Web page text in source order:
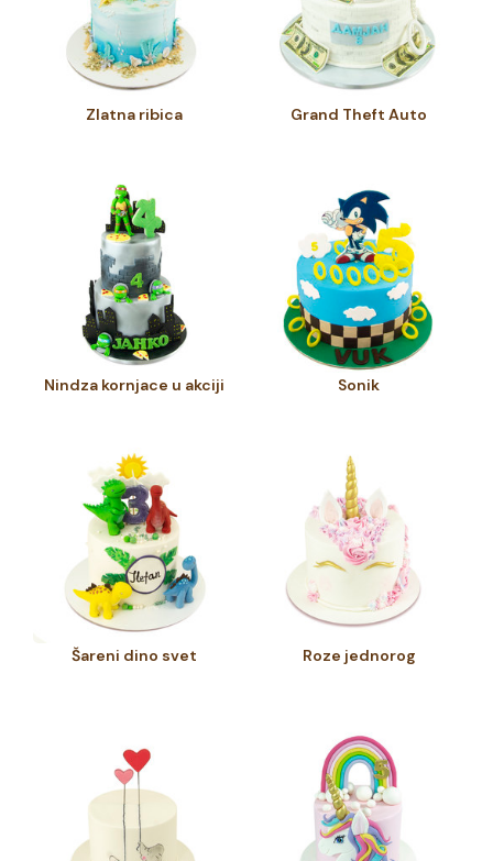
Zlatna ribica Grand Theft Auto
Nindza kornjace u akciji Sonik
Šareni dino svet Roze jednorog